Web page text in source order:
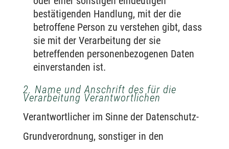
bestätigenden Handlung, mit der die
betroffene Person zu verstehen gibt, dass
sie mit der Verarbeitung der sie
betreffenden personenbezogenen Daten
einverstanden ist.
2. Name und Anschrift des für die
Verarbeitung Verantwortlichen
Verantwortlicher im Sinne der Datenschutz-
Grundverordnung, sonstiger in den